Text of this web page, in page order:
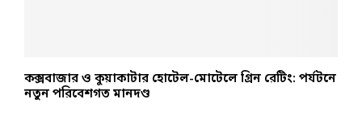
কক্সবাজার ও কুয়াকাটার হোটেল-মোটেলে গ্রিন রেটিং: পর্যটনে
নতুন পরিবেশগত মানদণ্ড